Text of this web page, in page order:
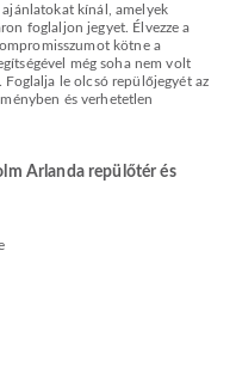
kínál, amelyek
foglaljon jegyet. Élvezze a
kötne a
még soha nem volt
Foglalja le olcsó repülőjegyét az
és verhetetlen
Arlanda repülőtér és